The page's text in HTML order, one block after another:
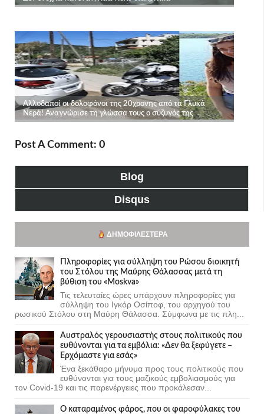
Post A Comment: 0
Blog
Disqus
ΔΗΜΟΦΙΛΈΣΤΕΡΑ
Πληροφορίες για σύλληψη του Ρώσου διοικητή
του Στόλου της Mαύρης Θάλασσας μετά τη
βύθιση του «Moskva»
Τις τελευταίες ώρες υπάρχουν πληροφορίες για
σύλληψη του Ιγκόρ Οσίποφ, του αρχηγού του
ρωσικού Στόλου στη Μαύρη Θάλασσα. Σύμφωνα με τις πλη...
Αυστραλός γερουσιαστής στους πολιτικούς που
ευθύνονται για τα εμβόλια: «Δεν θα ξεφύγετε –
Ερχόμαστε για εσάς»
Ένα ξεκάθαρο μήνυμα προς τους πολιτικούς που
ευθύνονται για τους μαζικούς εμβολιασμούς για
τον Covid-19 και τις παρενέργειες που προκάλεσαν...
Ο καταραμένος φάρος, που οι φαροφύλακες του